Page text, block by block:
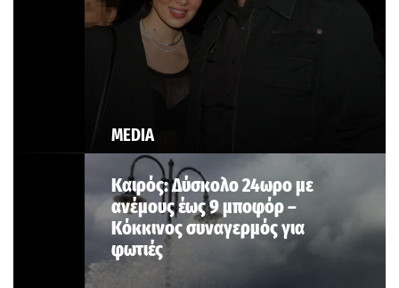
MEDIA
Καιρός: Δύσκολο 24ωρο με
ανέμους έως 9 μποφόρ –
Κόκκινος συναγερμός για
φωτιές